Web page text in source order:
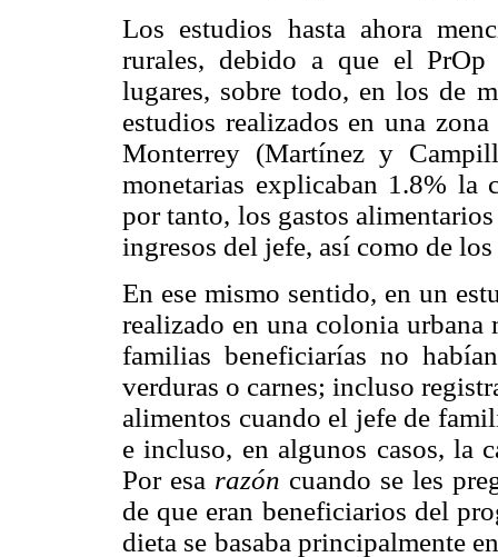
Los estudios hasta ahora
rurales, debido a que el PrOp
lugares, sobre todo, en los de
estudios realizados en una
Monterrey (Martínez y
monetarias explicaban 1.8% la
por tanto, los gastos
ingresos del jefe, así como de
En ese mismo sentido, en un
realizado en una colonia
familias beneficiarías no
verduras o carnes; incluso
alimentos cuando el jefe de
e incluso, en algunos casos, la
Por esa razón cuando se les
de que eran beneficiarios del
dieta se basaba principalmente